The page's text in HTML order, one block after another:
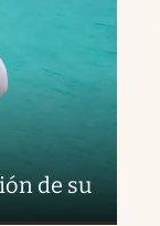
de su